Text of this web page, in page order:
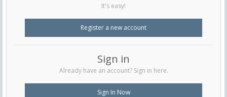
It's easy!
Register a new account
Sign in
Already have an account? Sign in here.
Sign In Now